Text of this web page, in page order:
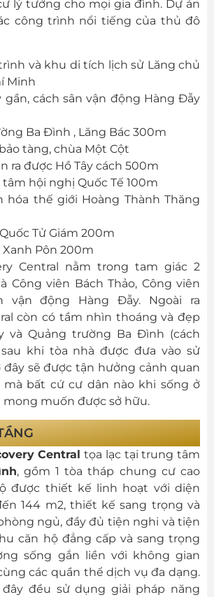
lý tưởng cho mọi gia đình. Dự án
công trình nổi tiếng của thủ đô
và khu di tích lịch sử Lăng chủ
Minh
gần, cách sân vận động Hàng Đẫy
Ba Đình , Lăng Bác 300m
tàng, chùa Một Cột
ra được Hồ Tây cách 500m
hội nghị Quốc Tế 100m
hóa thế giới Hoàng Thành Thăng
Tử Giám 200m
Pôn 200m
Central nằm trong tam giác 2
Công viên Bách Thảo, Công viên
vận động Hàng Đẫy. Ngoài ra
còn có tầm nhìn thoáng và đẹp
và Quảng trường Ba Đình (cách
khi tòa nhà được đưa vào sử
sẽ được tận hưởng cảnh quan
mà bất cứ cư dân nào khi sống ở
muốn được sở hữu.
Central tọa lạc tại trung tâm
, gồm 1 tòa tháp chung cư cao
được thiết kế linh hoạt với diện
144 m2, thiết kế sang trọng và
ngủ, đầy đủ tiện nghi và tiện
căn hộ đẳng cấp và sang trọng
sống gắn liền với không gian
các quần thể dịch vụ đa dạng.
đều sử dụng giải pháp năng